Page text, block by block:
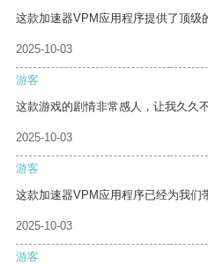
这款加速器VPM应用程序提供了顶级
2025-10-03
游客
这款游戏的剧情非常感人，让我久久
2025-10-03
游客
这款加速器VPM应用程序已经为我们
2025-10-03
游客